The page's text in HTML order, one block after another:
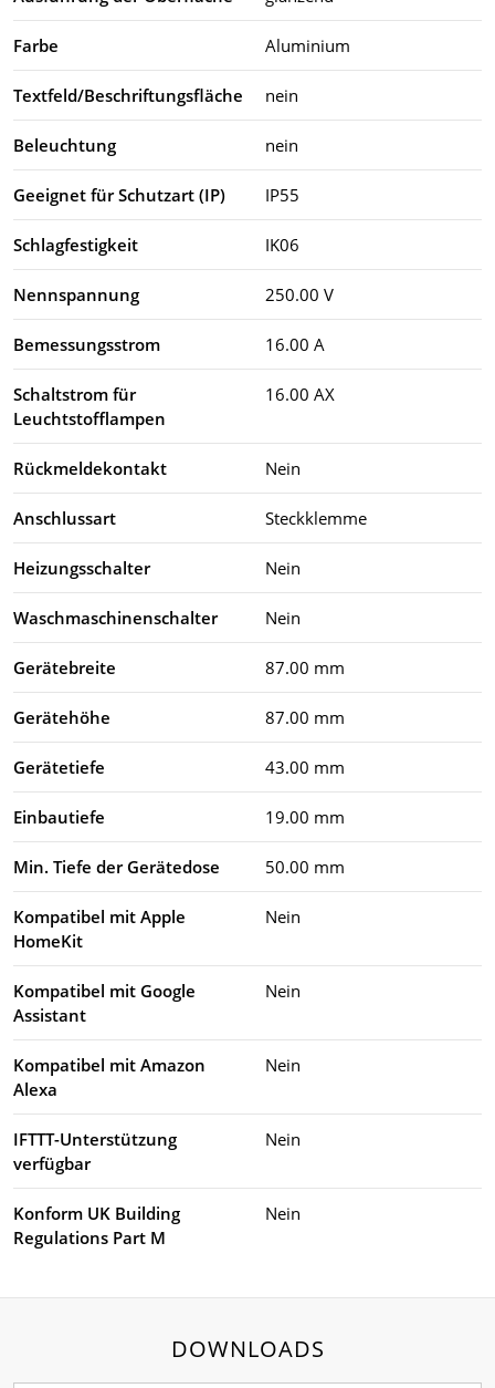
Farbe Aluminium
Textfeld/Beschriftungsfläche nein
Beleuchtung nein
Geeignet für Schutzart (IP) IP55
Schlagfestigkeit IK06
Nennspannung 250.00 V
Bemessungsstrom 16.00 A
Schaltstrom für
Leuchtstofflampen
16.00 AX
Rückmeldekontakt Nein
Anschlussart Steckklemme
Heizungsschalter Nein
Waschmaschinenschalter Nein
Gerätebreite 87.00 mm
Gerätehöhe 87.00 mm
Gerätetiefe 43.00 mm
Einbautiefe 19.00 mm
Min. Tiefe der Gerätedose 50.00 mm
Kompatibel mit Apple
HomeKit
Nein
Kompatibel mit Google
Assistant
Nein
Kompatibel mit Amazon
Alexa
Nein
IFTTT-Unterstützung
verfügbar
Nein
Konform UK Building
Regulations Part M
Nein
DOWNLOADS